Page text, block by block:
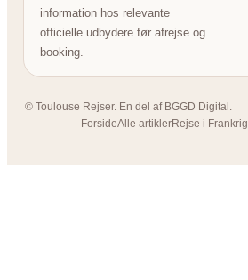
information hos relevante
officielle udbydere før afrejse og
booking.
© Toulouse Rejser. En del af BGGD Digital.
ForsideAlle artiklerRejse i Frankrig